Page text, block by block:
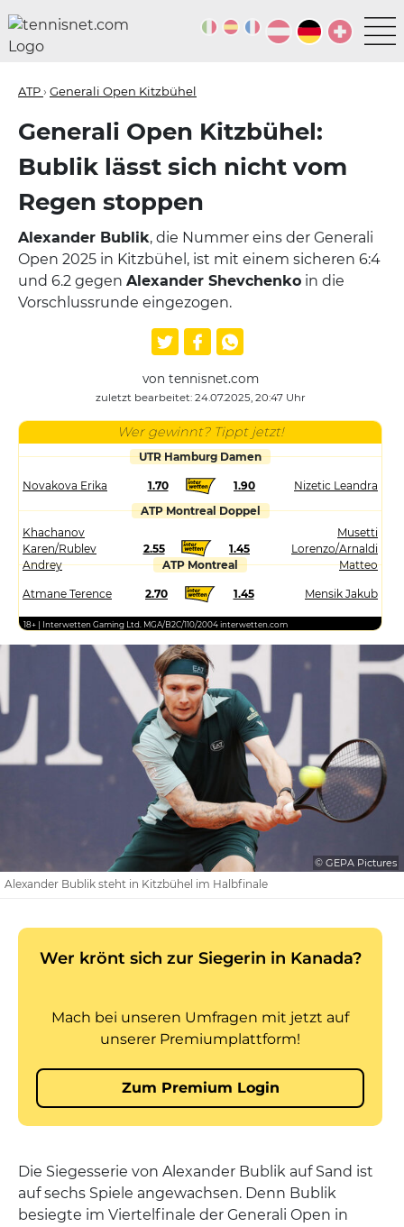
ATP› Generali Open Kitzbühel
Generali Open Kitzbühel:
Bublik lässt sich nicht vom
Regen stoppen
Alexander Bublik, die Nummer eins der Generali
Open 2025 in Kitzbühel, ist mit einem sicheren 6:4
und 6.2 gegen Alexander Shevchenko in die
Vorschlussrunde eingezogen.
von tennisnet.com
zuletzt bearbeitet: 24.07.2025, 20:47 Uhr
Wer gewinnt? Tippt jetzt!
UTR Hamburg Damen
Novakova Erika 1.70 1.90
Nizetic Leandra
ATP Montreal Doppel
Khachanov
Karen/Rublev
Andrey
2.55 1.45
Musetti
Lorenzo/Arnaldi
Matteo
ATP Montreal
Atmane Terence 2.70 1.45 Mensik Jakub
18+ | Interwetten Gaming Ltd. MGA/B2C/110/2004 interwetten.com
© GEPA Pictures
Alexander Bublik steht in Kitzbühel im Halbfinale
Die Siegesserie von Alexander Bublik auf Sand ist
auf sechs Spiele angewachsen. Denn Bublik
besiegte im Viertelfinale der Generali Open in